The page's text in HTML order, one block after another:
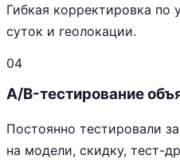
Гибкая корректировка по
суток и геолокации.
04
A/B-тестирование
Постоянно тестировали
на модели, скидку, тест-